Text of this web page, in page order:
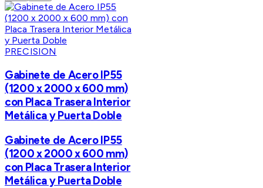
PRECISION
Gabinete de Acero IP55
(1200 x 2000 x 600 mm)
con Placa Trasera Interior
Metálica y Puerta Doble
Gabinete de Acero IP55
(1200 x 2000 x 600 mm)
con Placa Trasera Interior
Metálica y Puerta Doble